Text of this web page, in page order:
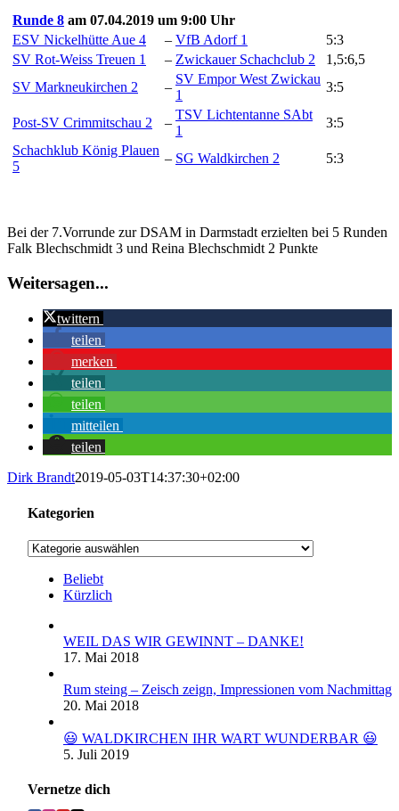
Runde 8 am 07.04.2019 um 9:00 Uhr
ESV Nickelhütte Aue 4
– VfB Adorf 1
5:3
SV Rot-Weiss Treuen 1
– Zwickauer Schachclub 2
1,5:6,5
SV Markneukirchen 2
–
SV Empor West Zwickau
1
3:5
Post-SV Crimmitschau 2 –
TSV Lichtentanne SAbt
1
3:5
Schachklub König Plauen
5
– SG Waldkirchen 2 5:3
Bei der 7.Vorrunde zur DSAM in Darmstadt erzielten bei 5 Runden
Falk Blechschmidt 3 und Reina Blechschmidt 2 Punkte
Weitersagen...
twittern
teilen
merken
teilen
teilen
mitteilen
teilen
Dirk Brandt2019-05-03T14:37:30+02:00
Kategorien
Kategorien
Beliebt
Kürzlich
WEIL DAS WIR GEWINNT – DANKE!
17. Mai 2018
Rum steing – Zeisch zeign, Impressionen vom Nachmittag
20. Mai 2018
😃 WALDKIRCHEN IHR WART WUNDERBAR 😃
5. Juli 2019
Vernetze dich